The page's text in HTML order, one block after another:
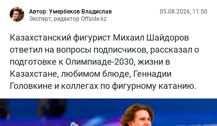
Автор: Умербеков Владислав
Эксперт, редактор Offside.kz
05.08.2026, 11:50
Казахстанский фигурист Михаил Шайдоров
ответил на вопросы подписчиков, рассказал о
подготовке к Олимпиаде-2030, жизни в
Казахстане, любимом блюде, Геннадии
Головкине и коллегах по фигурному катанию.